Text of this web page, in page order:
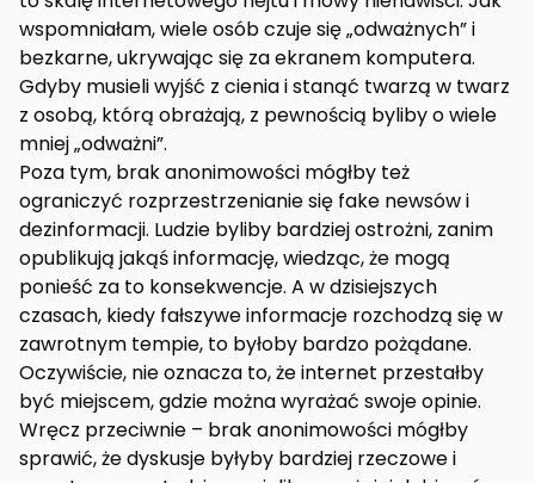
wspomniałam, wiele osób czuje się „odważnych” i
bezkarne, ukrywając się za ekranem komputera.
Gdyby musieli wyjść z cienia i stanąć twarzą w twarz
z osobą, którą obrażają, z pewnością byliby o wiele
mniej „odważni”.
Poza tym, brak anonimowości mógłby też
ograniczyć rozprzestrzenianie się fake newsów i
dezinformacji. Ludzie byliby bardziej ostrożni, zanim
opublikują jakąś informację, wiedząc, że mogą
ponieść za to konsekwencje. A w dzisiejszych
czasach, kiedy fałszywe informacje rozchodzą się w
zawrotnym tempie, to byłoby bardzo pożądane.
Oczywiście, nie oznacza to, że internet przestałby
być miejscem, gdzie można wyrażać swoje opinie.
Wręcz przeciwnie – brak anonimowości mógłby
sprawić, że dyskusje byłyby bardziej rzeczowe i